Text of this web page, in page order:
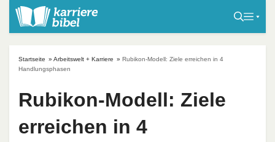
Startseite » Arbeitswelt + Karriere » Rubikon-Modell: Ziele erreichen in 4
Handlungsphasen
Rubikon-Modell: Ziele
erreichen in 4